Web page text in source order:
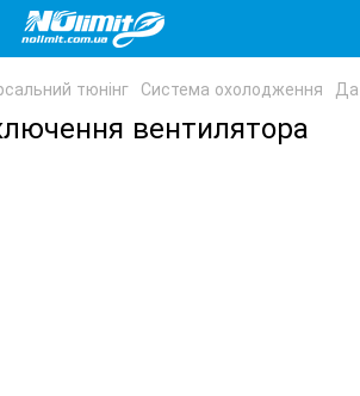
тюнінг Система охолодження
вентилятора